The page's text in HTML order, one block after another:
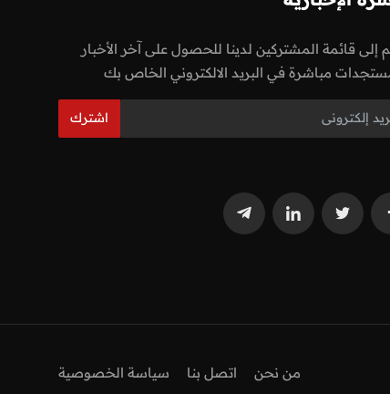
إلى قائمة المشتركين لدينا للحصول على آخر الأخبار
مباشرة في البريد الالكتروني الخاص بك
اشترك
من نحن اتصل بنا سياسة الخصوصية